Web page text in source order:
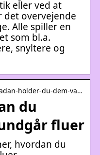
eller ved at
det overvejende
Alle spiller en
som bl.a.
snyltere og
holder-du-dem-va…
du
fluer
hvordan du